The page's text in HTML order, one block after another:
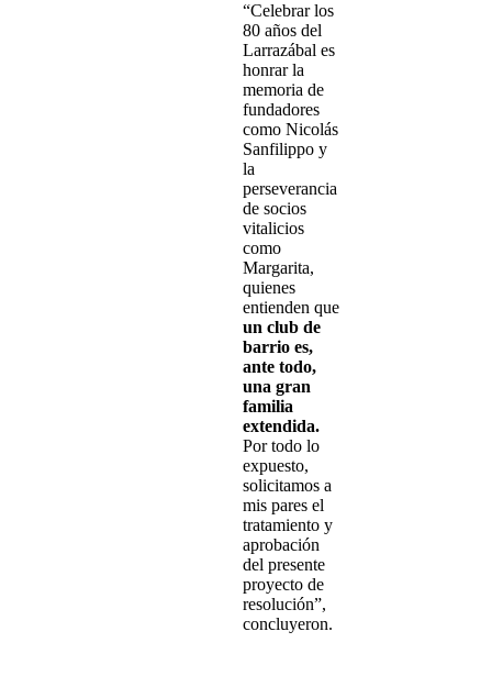
“Celebrar los
80 años del
Larrazábal es
honrar la
memoria de
fundadores
como Nicolás
Sanfilippo y
la
perseverancia
de socios
vitalicios
como
Margarita,
quienes
entienden que
un club de
barrio es,
ante todo,
una gran
familia
extendida.
Por todo lo
expuesto,
solicitamos a
mis pares el
tratamiento y
aprobación
del presente
proyecto de
resolución”,
concluyeron.